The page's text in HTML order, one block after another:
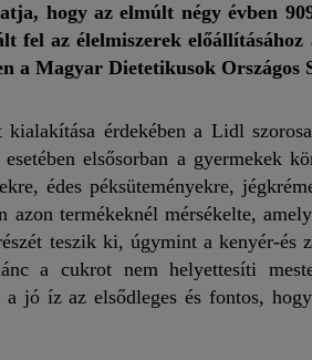
hogy az elmúlt négy évben
fel az élelmiszerek
a Magyar Dietetikusok Országos
érdekében a Lidl
elsősorban a gyermekek
édes péksüteményekre,
termékeknél mérsékelte,
teszik ki, úgymint a kenyér-és
a cukrot nem helyettesíti
jó íz az elsődleges és fontos,